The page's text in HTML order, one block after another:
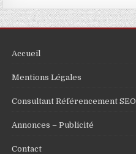
Accueil
Mentions Légales
Consultant Référencement SEO
Annonces – Publicité
Contact